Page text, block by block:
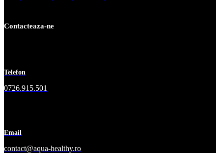
Contacteaza-ne
Telefon
0726.915.501
Email
contact@aqua-healthy.ro